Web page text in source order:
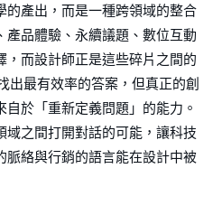
的產出，而是一種跨領域的整合
產品體驗、永續議題、數位互動
，而設計師正是這些碎片之間的
出最有效率的答案，但真正的創
於「重新定義問題」的能力。
域之間打開對話的可能，讓科技
脈絡與行銷的語言能在設計中被